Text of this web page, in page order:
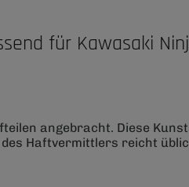
für Kawasaki
angebracht. Diese
Haftvermittlers reicht